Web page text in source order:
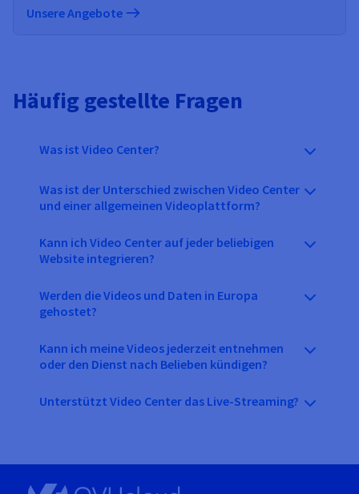
Unsere Angebote
Häufig gestellte Fragen
Was ist Video Center?
Was ist der Unterschied zwischen Video Center
und einer allgemeinen Videoplattform?
Kann ich Video Center auf jeder beliebigen
Website integrieren?
Werden die Videos und Daten in Europa
gehostet?
Kann ich meine Videos jederzeit entnehmen
oder den Dienst nach Belieben kündigen?
Unterstützt Video Center das Live-Streaming?